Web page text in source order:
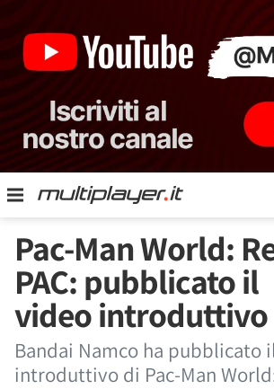
Pac-Man World:
PAC: pubblicato il
video introduttivo
Bandai Namco ha pubblicato
introduttivo di Pac-Man